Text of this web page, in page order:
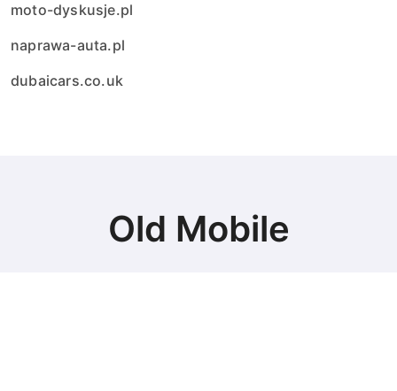
moto-dyskusje.pl
naprawa-auta.pl
dubaicars.co.uk
Old Mobile